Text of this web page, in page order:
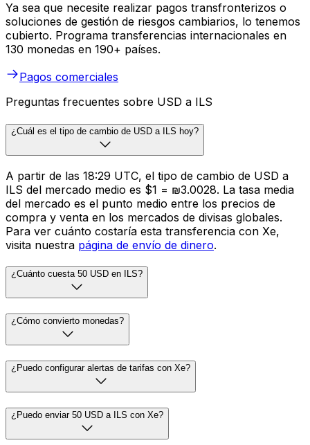
Ya sea que necesite realizar pagos transfronterizos o
soluciones de gestión de riesgos cambiarios, lo tenemos
cubierto. Programa transferencias internacionales en
130 monedas en 190+ países.
Pagos comerciales
Preguntas frecuentes sobre USD a ILS
¿Cuál es el tipo de cambio de USD a ILS hoy?
A partir de las 18:29 UTC, el tipo de cambio de USD a
ILS del mercado medio es $1 = ₪3.0028. La tasa media
del mercado es el punto medio entre los precios de
compra y venta en los mercados de divisas globales.
Para ver cuánto costaría esta transferencia con Xe,
visita nuestra página de envío de dinero.
¿Cuánto cuesta 50 USD en ILS?
¿Cómo convierto monedas?
¿Puedo configurar alertas de tarifas con Xe?
¿Puedo enviar 50 USD a ILS con Xe?